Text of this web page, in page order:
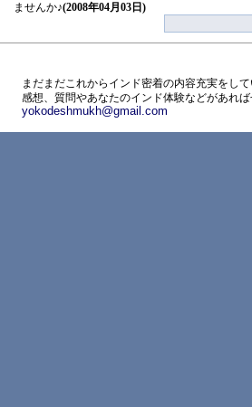
ませんか♪(2008年04月03日)
まだまだこれからインド密着の内容充実をし
感想、質問やあなたのインド体験などがあれば
yokodeshmukh@gmail.com